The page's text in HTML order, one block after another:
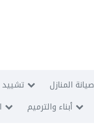
تشييد صيانة المنازل
أبناء والترميم